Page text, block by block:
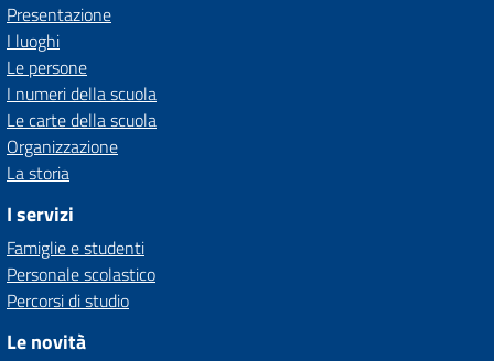
Presentazione
I luoghi
Le persone
I numeri della scuola
Le carte della scuola
Organizzazione
La storia
I servizi
Famiglie e studenti
Personale scolastico
Percorsi di studio
Le novità